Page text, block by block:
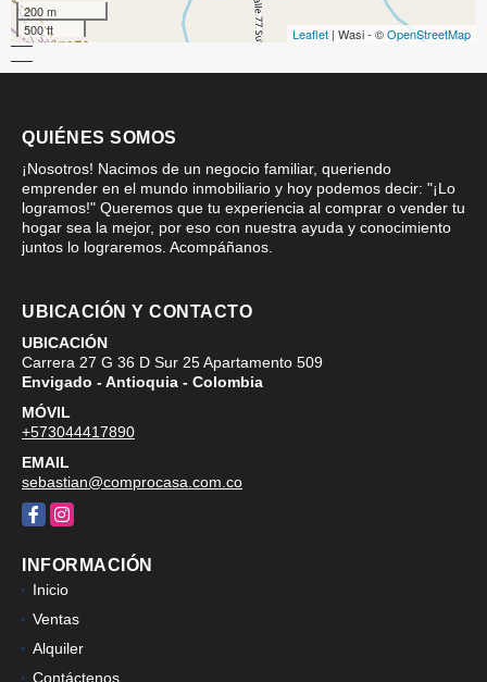
200 m
500 ft
Leaflet | Wasi - ©OpenStreetMap
QUIÉNES SOMOS
¡Nosotros! Nacimos de un negocio familiar, queriendo
emprender en el mundo inmobiliario y hoy podemos decir: "¡Lo
logramos!" Queremos que tu experiencia al comprar o vender tu
hogar sea la mejor, por eso con nuestra ayuda y conocimiento
juntos lo lograremos. Acompáñanos.
UBICACIÓN Y CONTACTO
UBICACIÓN
Carrera 27 G 36 D Sur 25 Apartamento 509
Envigado - Antioquia - Colombia
MÓVIL
+573044417890
EMAIL
sebastian@comprocasa.com.co
INFORMACIÓN
Inicio
Ventas
Alquiler